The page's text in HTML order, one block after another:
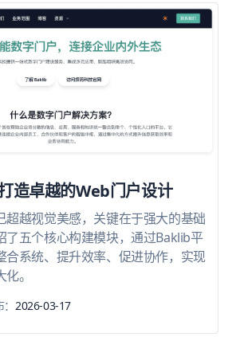
造卓越的Web门户设计
超越视觉美感，关键在于强大的基础
了五个核心构建模块，通过Baklib平
合系统、提升效率、促进协作，实现
。
2026-03-17